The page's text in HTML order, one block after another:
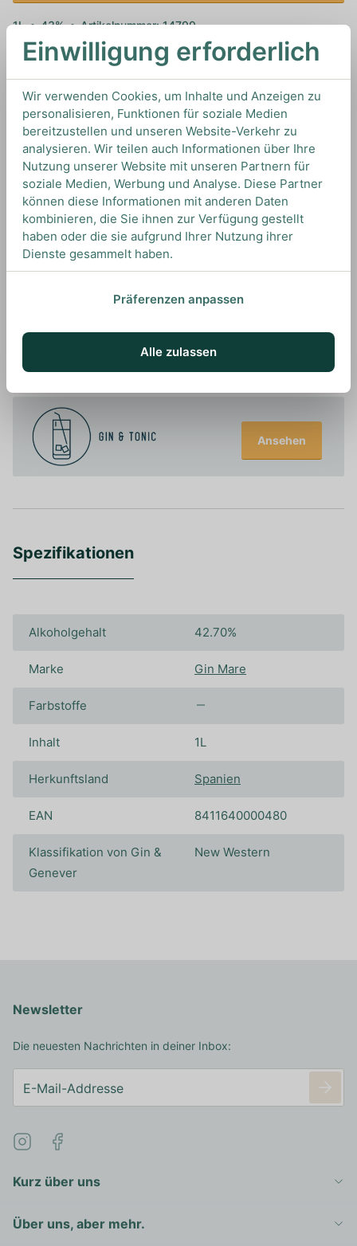
1L 43%
Artikelnummer: 14799
Spanischer Gin vonGin Mareaus Spanien
TIPS & TRICKS
HOW TO DRINK
Wir empfehlen diesen Gin mit Tonic Water und
einem Streifen Zitronenschale.
DRINKS MIT GIN MARE? UNSERE
EMPFEHLUNGEN
Ansehen
Spezifikationen
Alkoholgehalt 42.70%
Marke Gin Mare
Farbstoffe
Inhalt 1L
Herkunftsland Spanien
EAN 8411640000480
Klassifikation von Gin &
Genever
New Western
Kurz über uns
Über uns, aber mehr.
Newsletter
Die neuesten Nachrichten in deiner Inbox:
Einwilligung erforderlich
Wir verwenden Cookies, um Inhalte und Anzeigen zu
personalisieren, Funktionen für soziale Medien
bereitzustellen und unseren Website-Verkehr zu
analysieren. Wir teilen auch Informationen über Ihre
Nutzung unserer Website mit unseren Partnern für
soziale Medien, Werbung und Analyse. Diese Partner
können diese Informationen mit anderen Daten
kombinieren, die Sie ihnen zur Verfügung gestellt
haben oder die sie aufgrund Ihrer Nutzung ihrer
Dienste gesammelt haben.
Präferenzen anpassen
Alle zulassen